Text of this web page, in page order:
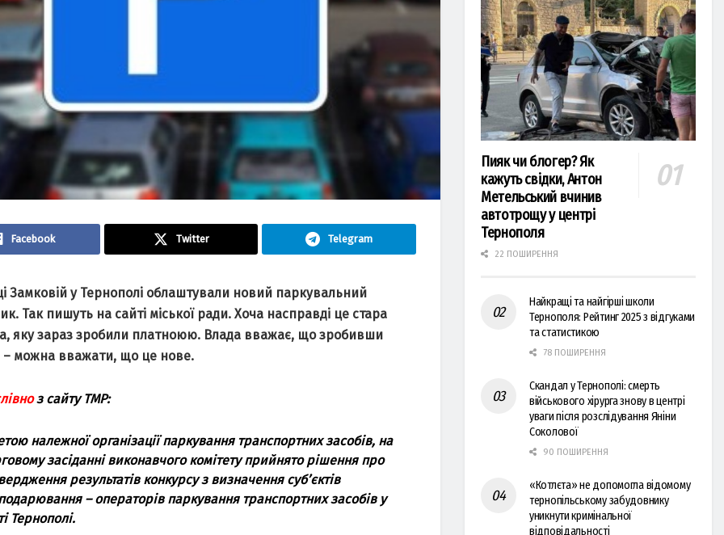
Facebook Twitter Telegram
Замковій у Тернополі облаштували новий паркувальний
Так пишуть на сайті міської ради. Хоча насправді це стара
яку зараз зробили платноюю. Влада вважає, що зробивши
– можна вважати, що це нове.
з сайту ТМР:
належної організації паркування транспортних засобів, на
засіданні виконавчого комітету прийнято рішення про
результатів конкурсу з визначення суб’єктів
– операторів паркування транспортних засобів у
Тернополі.
Пияк чи блогер? Як
кажуть свідки, Антон
Метельський вчинив
автотрощу у центрі
Тернополя
22 ПОШИРЕННЯ
Найкращі та найгірші школи
Тернополя: Рейтинг 2025 з відгуками
та статистикою
78 ПОШИРЕННЯ
Скандал у Тернополі: смерть
військового хірурга знову в центрі
уваги після розслідування Яніни
Соколової
90 ПОШИРЕННЯ
«Котлєта» не допомогла відомому
тернопільському забудовнику
уникнути кримінальної
відповідальності